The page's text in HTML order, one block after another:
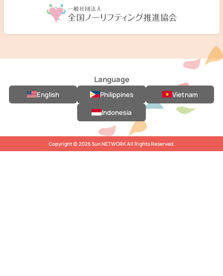
Language
English Philippines
Vietnam
Indonesia
Copyright © 2026 Sun NETWORK All Rights Reserved.